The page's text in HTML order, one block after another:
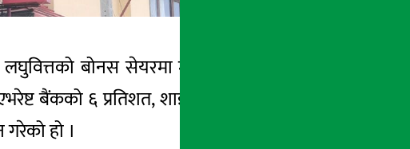
बोनस सेयरमा मूल्य समायोजन भएको छ ।
बैंकको ६ प्रतिशत, शाइन रेसुंगा डेभलपमेन्ट बैंकको
हो ।